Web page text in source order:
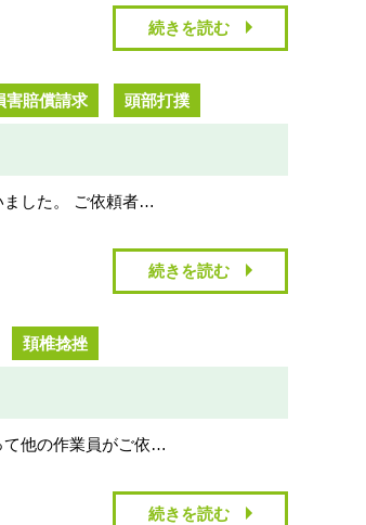
続きを読む
害賠償請求 頭部打撲
ました。 ご依頼者…
続きを読む
頚椎捻挫
て他の作業員がご依…
続きを読む
2021-09-30
バイク事故（相手方は車）でお世話に
なりました。当初、こちらが不利にな
ない状態でしたが、現場の証拠を元に
熱心に交渉してくださいました。
り組む姿勢が素晴らしいと思いまし
と思います。
続きを読む